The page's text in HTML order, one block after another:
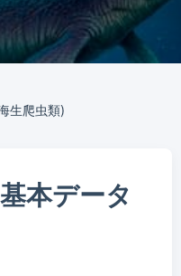
生爬虫類)
本データ